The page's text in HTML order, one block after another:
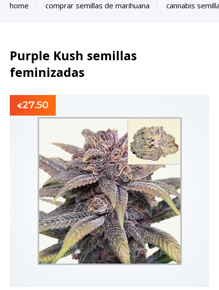
home comprar semillas de marihuana cannabis
Purple Kush semillas
feminizadas
€27.50